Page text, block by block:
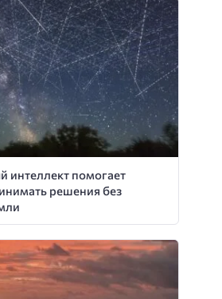
интеллект помогает
решения без